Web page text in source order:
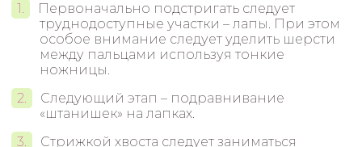
Первоначально подстригать следует
труднодоступные участки – лапы. При этом
особое внимание следует уделить шерсти
между пальцами используя тонкие
ножницы.
Следующий этап – подравнивание
«штанишек» на лапках.
Стрижкой хвоста следует заниматься